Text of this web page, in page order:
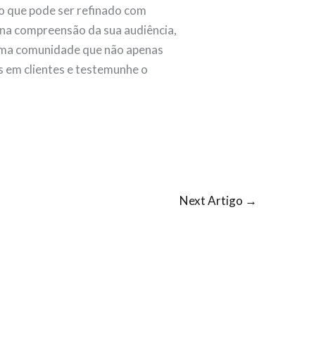
que pode ser refinado com
compreensão da sua audiência,
comunidade que não apenas
clientes e testemunhe o
Next Artigo →